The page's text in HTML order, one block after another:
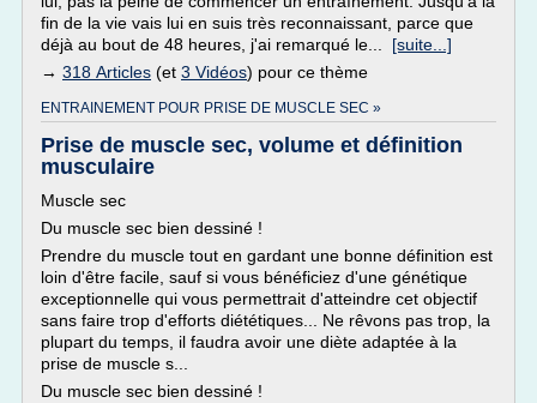
fin de la vie vais lui en suis très reconnaissant, parce que
déjà au bout de 48 heures, j'ai remarqué le... [suite...]
→ 318 Articles (et 3 Vidéos) pour ce thème
ENTRAINEMENT POUR PRISE DE MUSCLE SEC »
Prise de muscle sec, volume et définition
musculaire
Muscle sec
Du muscle sec bien dessiné !
Prendre du muscle tout en gardant une bonne définition est
loin d'être facile, sauf si vous bénéficiez d'une génétique
exceptionnelle qui vous permettrait d'atteindre cet objectif
sans faire trop d'efforts diététiques... Ne rêvons pas trop, la
plupart du temps, il faudra avoir une diète adaptée à la
prise de muscle s...
Du muscle sec bien dessiné !